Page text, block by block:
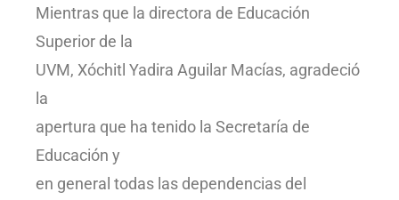
Mientras que la directora de Educación
Superior de la
UVM, Xóchitl Yadira Aguilar Macías, agradeció
la
apertura que ha tenido la Secretaría de
Educación y
en general todas las dependencias del